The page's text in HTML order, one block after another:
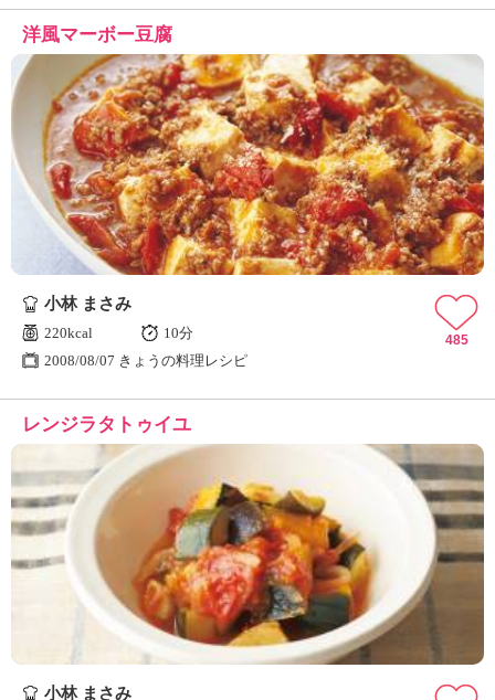
洋風マーボー豆腐
小林 まさみ
220kcal
10分
2008/08/07 きょうの料理レシピ
485
レンジラタトゥイユ
小林 まさみ